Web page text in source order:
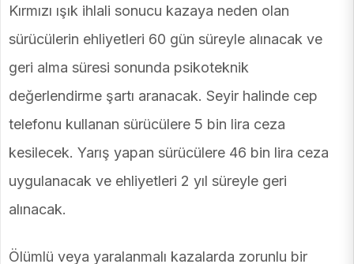
Kırmızı ışık ihlali sonucu kazaya neden olan
sürücülerin ehliyetleri 60 gün süreyle alınacak ve
geri alma süresi sonunda psikoteknik
değerlendirme şartı aranacak. Seyir halinde cep
telefonu kullanan sürücülere 5 bin lira ceza
kesilecek. Yarış yapan sürücülere 46 bin lira ceza
uygulanacak ve ehliyetleri 2 yıl süreyle geri
alınacak.
Ölümlü veya yaralanmalı kazalarda zorunlu bir